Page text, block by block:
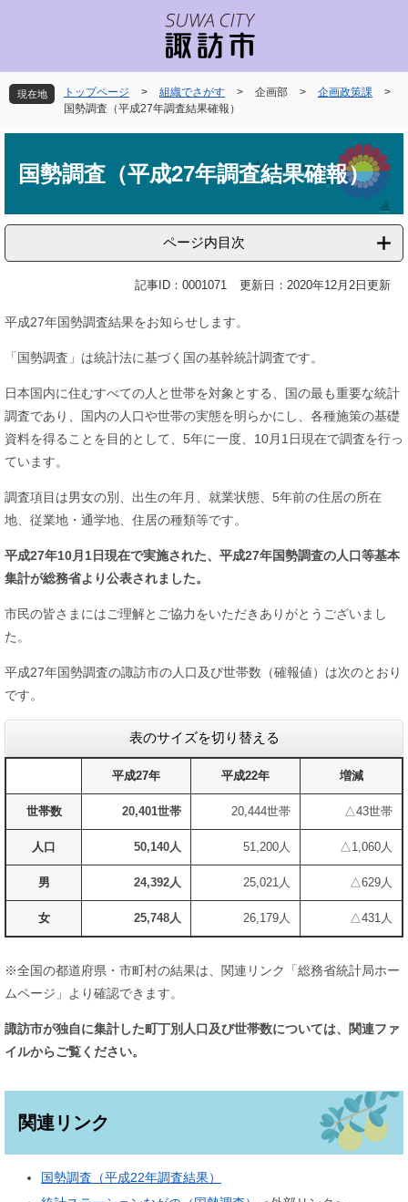
先
頭
を
飛
現在地 トップページ > 組織でさがす > 企画部 > 企画政策課
>
国勢調査（平成27年調査結果確報）
国勢調査（平成27年調査結果確報）
ページ内目次
記事ID：0001071 更新日：2020年12月2日更新
平成27年国勢調査結果をお知らせします。
「国勢調査」は統計法に基づく国の基幹統計調査です。
日本国内に住むすべての人と世帯を対象とする、国の最も重要な統計
調査であり、国内の人口や世帯の実態を明らかにし、各種施策の基礎
資料を得ることを目的として、5年に一度、10月1日現在で調査を行っ
ています。
調査項目は男女の別、出生の年月、就業状態、5年前の住居の所在
地、従業地・通学地、住居の種類等です。
平成27年10月1日現在で実施された、平成27年国勢調査の人口等基本
集計が総務省より公表されました。
市民の皆さまにはご理解とご協力をいただきありがとうございまし
た。
平成27年国勢調査の諏訪市の人口及び世帯数（確報値）は次のとおり
です。
表のサイズを切り替える
平成27年 平成22年 増減
世帯数 20,401世帯 20,444世帯 △43世帯
人口 50,140人 51,200人 △1,060人
男 24,392人 25,021人 △629人
女 25,748人 26,179人 △431人
※全国の都道府県・市町村の結果は、関連リンク「総務省統計局ホー
ムページ」より確認できます。
諏訪市が独自に集計した町丁別人口及び世帯数については、関連ファ
イルからご覧ください。
関連リンク
国勢調査（平成22年調査結果）